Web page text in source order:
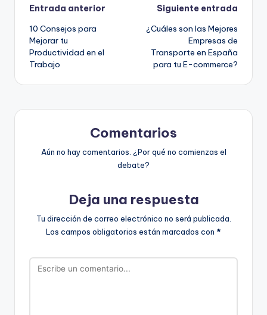
Navegación
de
entradas
Entrada anterior
10 Consejos para
Mejorar tu
Productividad en el
Trabajo
Siguiente entrada
¿Cuáles son las Mejores
Empresas de
Transporte en España
para tu E-commerce?
Comentarios
Aún no hay comentarios. ¿Por qué no comienzas el
debate?
Deja una respuesta
Tu dirección de correo electrónico no será publicada.
Los campos obligatorios están marcados con *